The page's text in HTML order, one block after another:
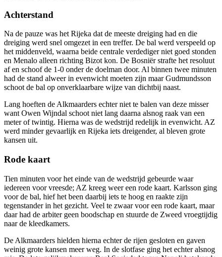
Achterstand
Na de pauze was het Rijeka dat de meeste dreiging had en die
dreiging werd snel omgezet in een treffer. De bal werd verspeeld op
het middenveld, waarna beide centrale verdediger niet goed stonden
en Menalo alleen richting Bizot kon. De Bosniër strafte het resoluut
af en schoof de 1-0 onder de doelman door. Al binnen twee minuten
had de stand alweer in evenwicht moeten zijn maar Gudmundsson
schoot de bal op onverklaarbare wijze van dichtbij naast.
Lang hoeften de Alkmaarders echter niet te balen van deze misser
want Owen Wijndal schoot niet lang daarna alsnog raak van een
meter of twintig. Hierna was de wedstrijd redelijk in evenwicht. AZ
werd minder gevaarlijk en Rijeka iets dreigender, al bleven grote
kansen uit.
Rode kaart
Tien minuten voor het einde van de wedstrijd gebeurde waar
iedereen voor vreesde; AZ kreeg weer een rode kaart. Karlsson ging
voor de bal, hief het been daarbij iets te hoog en raakte zijn
tegenstander in het gezicht. Veel te zwaar voor een rode kaart, maar
daar had de arbiter geen boodschap en stuurde de Zweed vroegtijdig
naar de kleedkamers.
De Alkmaarders hielden hierna echter de rijen gesloten en gaven
weinig grote kansen meer weg. In de slotfase ging het echter alsnog